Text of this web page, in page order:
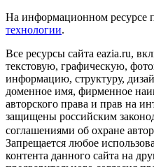
На информационном ресурсе
технологии.
Все ресурсы сайта eazia.ru,
текстовую, графическую,
информацию, структуру,
доменное имя, фирменное
авторского права и прав на
защищены российским
соглашениями об охране
Запрещается любое
контента данного сайта на